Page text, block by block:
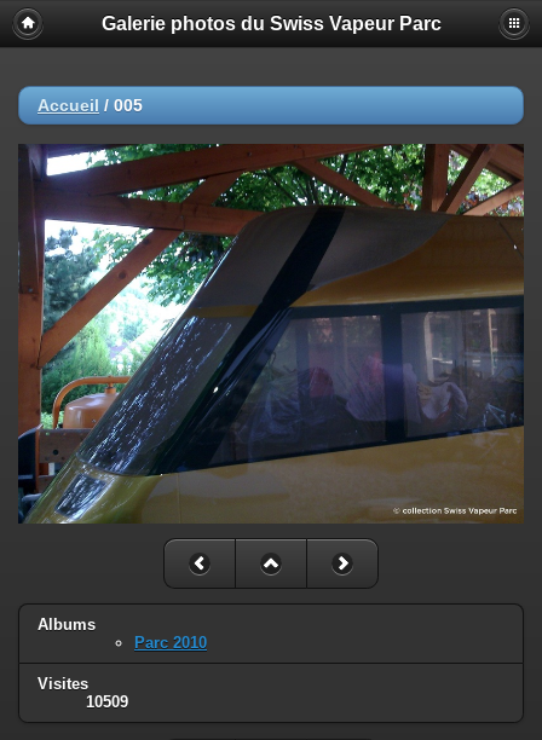
Galerie photos du Swiss Vapeur Parc
Accueil / 005
Albums
Parc 2010
Visites
10509